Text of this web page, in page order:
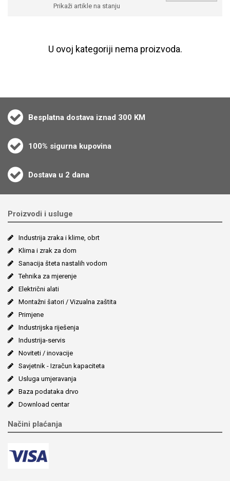
Prikaži artikle na stanju
U ovoj kategoriji nema proizvoda.
Besplatna dostava iznad 300 KM
100% sigurna kupovina
Dostava u 2 dana
Proizvodi i usluge
Industrija zraka i klime, obrt
Klima i zrak za dom
Sanacija šteta nastalih vodom
Tehnika za mjerenje
Električni alati
Montažni šatori / Vizualna zaštita
Primjene
Industrijska riješenja
Industrija-servis
Noviteti / inovacije
Savjetnik - Izračun kapaciteta
Usluga umjeravanja
Baza podataka drvo
Download centar
Načini plaćanja